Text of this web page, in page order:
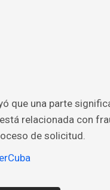
que una parte
relacionada con
de solicitud.